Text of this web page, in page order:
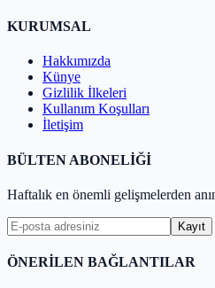
KURUMSAL
Hakkımızda
Künye
Gizlilik İlkeleri
Kullanım Koşulları
İletişim
BÜLTEN ABONELİĞİ
Haftalık en önemli gelişmelerden
Kayıt
ÖNERİLEN BAĞLANTILAR